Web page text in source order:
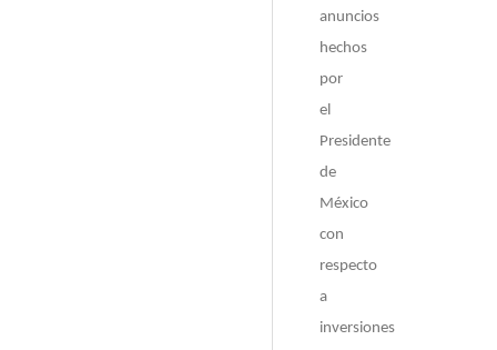
anuncios
hechos
por
el
Presidente
de
México
con
respecto
a
inversiones